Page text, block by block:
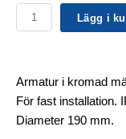
Lägg i
Armatur i kromad
För fast installation.
Diameter 190 mm.